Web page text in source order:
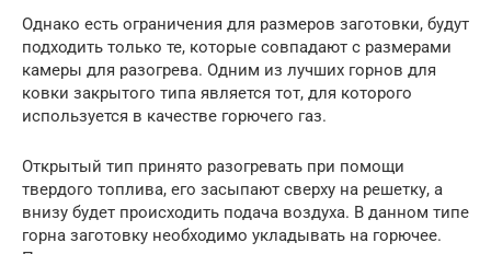
Однако есть ограничения для размеров заготовки, будут
подходить только те, которые совпадают с размерами
камеры для разогрева. Одним из лучших горнов для
ковки закрытого типа является тот, для которого
используется в качестве горючего газ.
Открытый тип принято разогревать при помощи
твердого топлива, его засыпают сверху на решетку, а
внизу будет происходить подача воздуха. В данном типе
горна заготовку необходимо укладывать на горючее.